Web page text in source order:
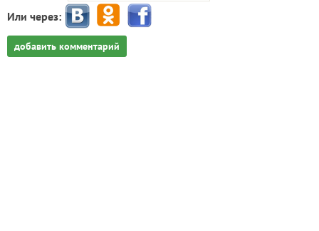
Или через:
добавить комментарий